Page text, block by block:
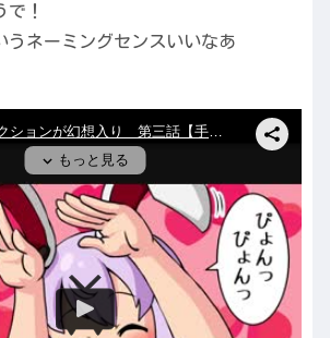
！
うネーミングセンスいいなあ